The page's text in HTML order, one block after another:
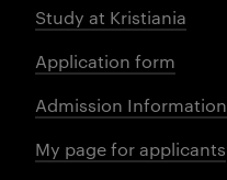
Study at Kristiania
Application form
Admission Information
My page for applicants